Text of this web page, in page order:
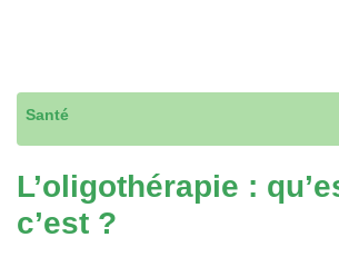
Santé
L’oligothérapie :
c’est ?